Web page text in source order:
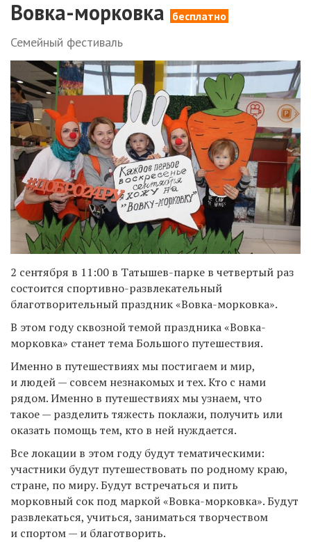
Вовка-морковка бесплатно
Семейный фестиваль
2 сентября в 11:00 в Татышев-парке в четвертый раз
состоится спортивно-развлекательный
благотворительный праздник «Вовка-морковка».
В этом году сквозной темой праздника «Вовка-
морковка» станет тема Большого путешествия.
Именно в путешествиях мы постигаем и мир,
и людей — совсем незнакомых и тех. Кто с нами
рядом. Именно в путешествиях мы узнаем, что
такое — разделить тяжесть поклажи, получить или
оказать помощь тем, кто в ней нуждается.
Все локации в этом году будут тематическими:
участники будут путешествовать по родному краю,
стране, по миру. Будут встречаться и пить
морковный сок под маркой «Вовка-морковка». Будут
развлекаться, учиться, заниматься творчеством
и спортом — и благотворить.